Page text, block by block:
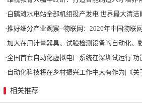
·白鹤滩水电站全部机组投产发电 世界最大清洁能源走廊全面建成|将为建设新型能源体系
·推好细分产业观察--物联网：2026年中国物联网市场规模接近3000亿美元 智慧
·加大在用计量器具、试验检测设备的自动化、数字化改造力度|市场监管总局 工业和
·全国首套自动化虚拟电厂系统在深圳试运行 功能匹敌
· 自动化科技将在乡村振兴工作中大有作为|《关于做好2023年全面
相关推荐